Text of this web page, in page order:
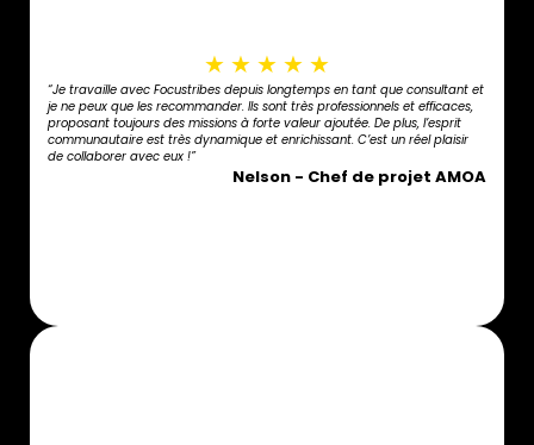
★ ★ ★ ★ ★
“Je travaille avec Focustribes depuis longtemps en tant que consultant et
je ne peux que les recommander. Ils sont très professionnels et efficaces,
proposant toujours des missions à forte valeur ajoutée. De plus, l’esprit
communautaire est très dynamique et enrichissant. C’est un réel plaisir
de collaborer avec eux !”
Nelson - Chef de projet AMOA